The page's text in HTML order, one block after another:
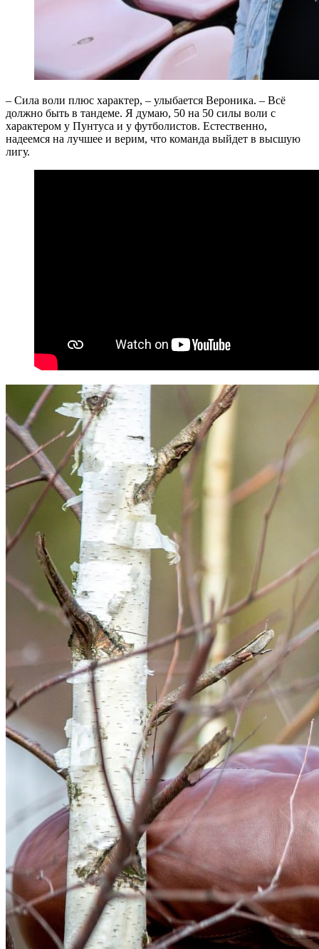
– Сила воли плюс характер, – улыбается Вероника. – Всё
должно быть в тандеме. Я думаю, 50 на 50 силы воли с
характером у Пунтуса и у футболистов. Естественно,
надеемся на лучшее и верим, что команда выйдет в высшую
лигу.